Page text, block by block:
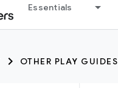
Essentials
OTHER PLAY GUIDES